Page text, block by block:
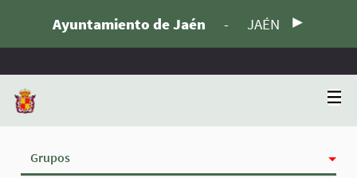
Ayuntamiento de Jaén - JAÉN
Grupos